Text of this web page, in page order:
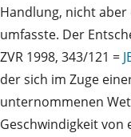
Handlung, nicht aber
umfasste. Der
ZVR 1998, 343/121 =
der sich im Zuge
unternommenen
Geschwindigkeit von